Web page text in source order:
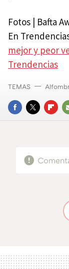
Fotos | Bafta
En
mejor y peor
Trendencias
FACEBOOK
TWITTER
TEMAS